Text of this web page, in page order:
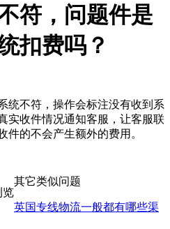
符，问题件是
扣费吗？
统不符，操作会标注没有收到系
实收件情况通知客服，让客服联
件的不会产生额外的费用。
览
其它类似问题
英国专线物流一般都有哪些渠